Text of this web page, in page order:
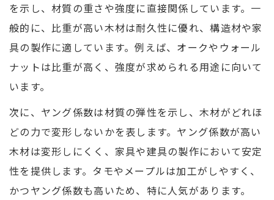
を示し、材質の重さや強度に直接関係しています。一
般的に、比重が高い木材は耐久性に優れ、構造材や家
具の製作に適しています。例えば、オークやウォール
ナットは比重が高く、強度が求められる用途に向いて
います。
次に、ヤング係数は材質の弾性を示し、木材がどれほ
どの力で変形しないかを表します。ヤング係数が高い
木材は変形しにくく、家具や建具の製作において安定
性を提供します。タモやメープルは加工がしやすく、
かつヤング係数も高いため、特に人気があります。